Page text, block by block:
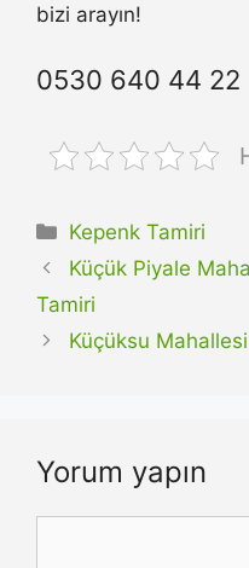
bizi arayın!
0530 640 44 22
Kategoriler
Kepenk Tamiri
Küçük Piyale
Tamiri
Küçüksu
Yorum yapın